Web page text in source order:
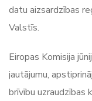
datu aizsardzības
Valstīs.
Eiropas Komisija
jautājumu,
brīvību uzraudzības